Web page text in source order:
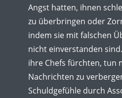
Angst hatten, ihnen
zu überbringen oder
indem sie mit falschen
nicht einverstanden
ihre Chefs fürchten, tun
Nachrichten zu
Schuldgefühle durch